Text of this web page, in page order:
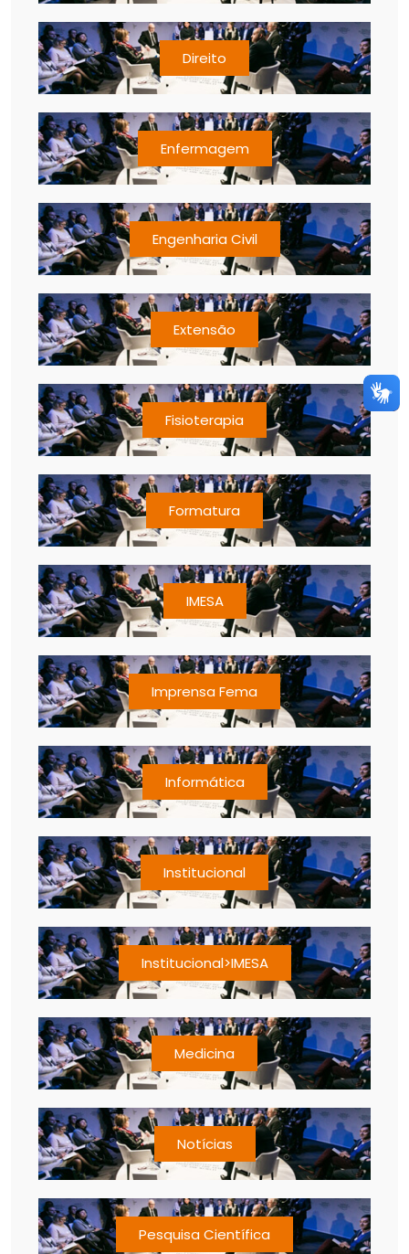
Direito
Enfermagem
Engenharia Civil
Extensão
Fisioterapia
Formatura
IMESA
Imprensa Fema
Informática
Institucional
Institucional>IMESA
Medicina
Notícias
Pesquisa Científica